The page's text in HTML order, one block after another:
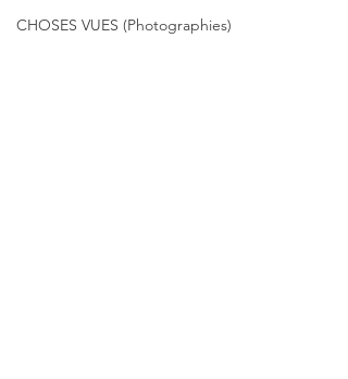
CHOSES VUES (Photographies)